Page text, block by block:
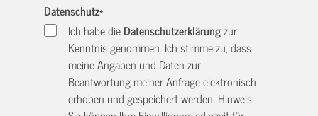
Datenschutz*
Ich habe dieDatenschutzerklärungzur
Kenntnis genommen. Ich stimme zu, dass
meine Angaben und Daten zur
Beantwortung meiner Anfrage elektronisch
erhoben und gespeichert werden. Hinweis: